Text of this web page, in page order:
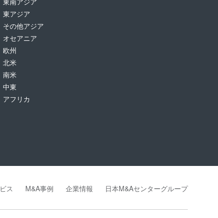
東アジア
その他アジア
オセアニア
欧州
北米
南米
中東
アフリカ
ス M&A事例 企業情報 日本M&Aセンターグループ